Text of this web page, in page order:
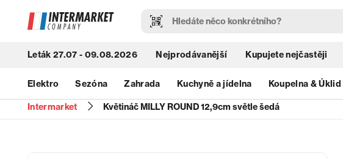
Leták 27.07 - 09.08.2026 Nejprodávanější Kupujete nejčastěji
Elektro Sezóna Zahrada Kuchyně a jídelna Koupelna & Úklid
Intermarket Květináč MILLY ROUND 12,9cm světle šedá